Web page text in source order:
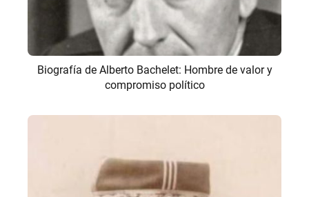
Biografía de Alberto Bachelet: Hombre de valor y
compromiso político